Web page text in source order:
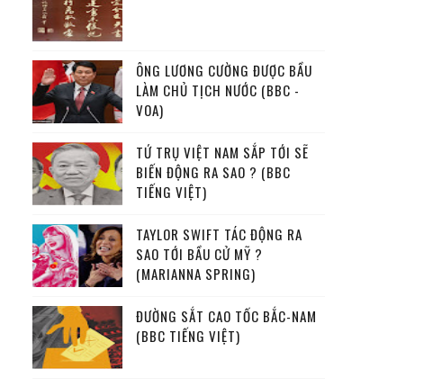
ÔNG LƯƠNG CƯỜNG ĐƯỢC BẦU
LÀM CHỦ TỊCH NƯỚC (BBC -
VOA)
TỨ TRỤ VIỆT NAM SẮP TỚI SẼ
BIẾN ĐỘNG RA SAO ? (BBC
TIẾNG VIỆT)
TAYLOR SWIFT TÁC ĐỘNG RA
SAO TỚI BẦU CỬ MỸ ?
(MARIANNA SPRING)
ĐƯỜNG SẮT CAO TỐC BẮC-NAM
(BBC TIẾNG VIỆT)